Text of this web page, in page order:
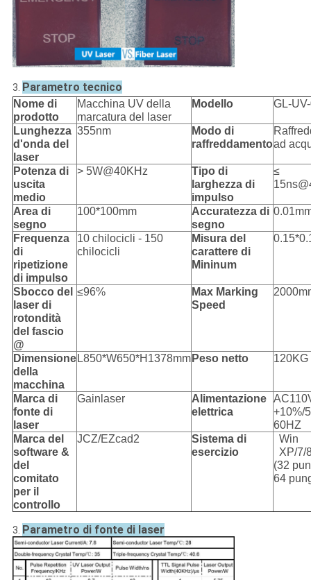
3. Parametro tecnico
Nome di
prodotto
Macchina UV della
marcatura del laser
Modello GL-
Lunghezza
d'onda del
laser
355nm
Modo di
raffreddamentoad
Potenza di
uscita
medio
> 5W@40KHz
Tipo di
larghezza di
impulso
≤
Area di
segno
100*100mm
Accuratezza di
segno
Frequenza
di
ripetizione
di impulso
10 chilocicli - 150
chilocicli
Misura del
carattere di
Mininum
Sbocco del
laser di
rotondità
del fascio
@
≤96%
Max Marking
Speed
Dimensione
della
macchina
L850*W650*H1378mm Peso netto 120KG
Marca di
fonte di
laser
Gainlaser
Alimentazione
elettrica
+10%/
60HZ
Marca del
software &
del
comitato
per il
controllo
JCZ/EZcad2
Sistema di
esercizio
Win
XP/7/
(32
64
3. Parametro di fonte di laser